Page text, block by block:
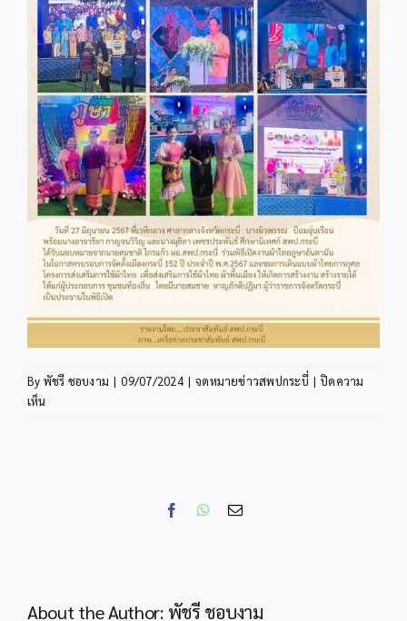
By พัชรี ชอบงาม | 09/07/2024 | จดหมายข่าวสพปกระบี่ | ปิดความ
เห็น
FacebookWhatsApp
Email
About the Author: พัชรี ชอบงาม